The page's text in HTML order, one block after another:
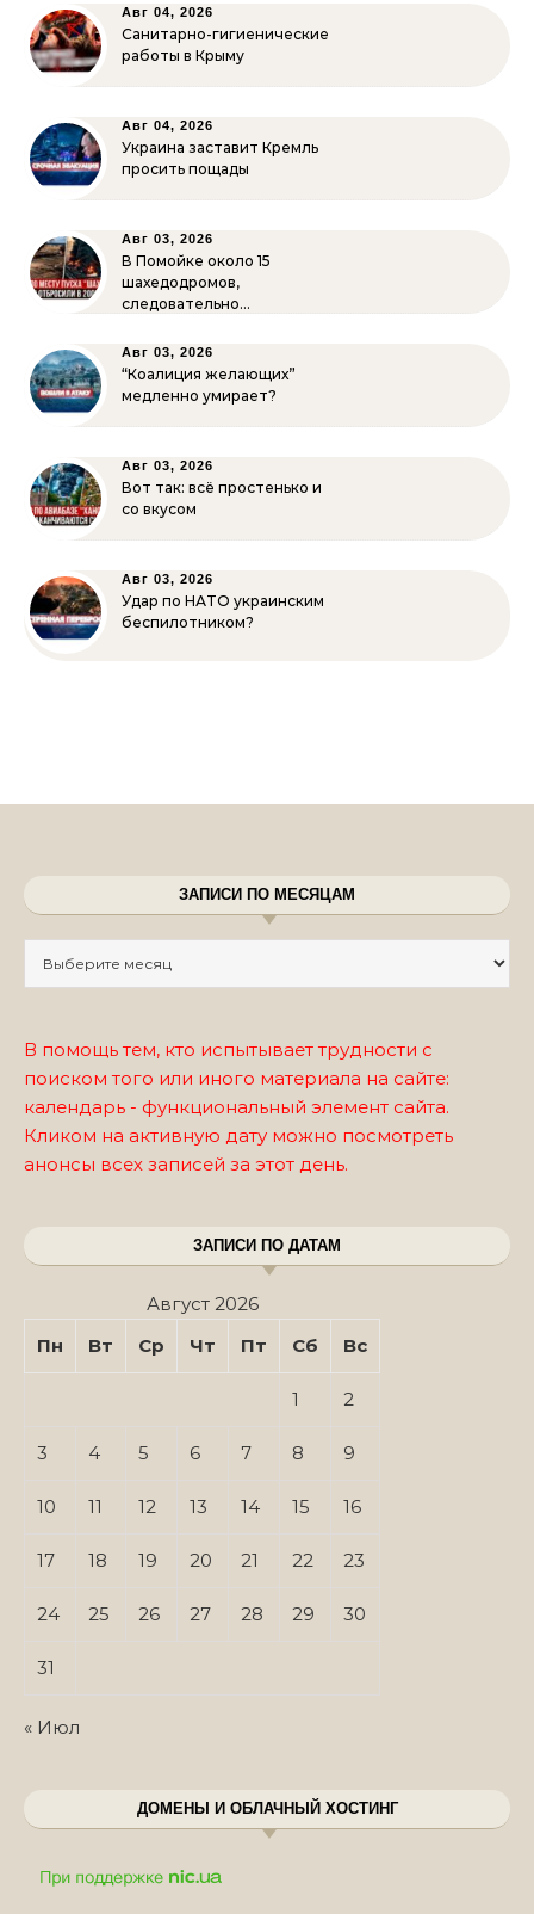
Авг 04, 2026
Санитарно-гигиенические
работы в Крыму
Авг 04, 2026
Украина заставит Кремль
просить пощады
Авг 03, 2026
В Помойке около 15
шахедодромов,
следовательно…
Авг 03, 2026
“Коалиция желающих”
медленно умирает?
Авг 03, 2026
Вот так: всё простенько и
со вкусом
Авг 03, 2026
Удар по НАТО украинским
беспилотником?
ЗАПИСИ ПО МЕСЯЦАМ
В помощь тем, кто испытывает трудности с
поиском того или иного материала на сайте:
календарь - функциональный элемент сайта.
Кликом на активную дату можно посмотреть
анонсы всех записей за этот день.
ЗАПИСИ ПО ДАТАМ
Август 2026
Пн
Вт Ср Чт Пт Сб Вс
1 2
3 4 5 6 7 8 9
10 11 12 13 14 15 16
17 18 19 20 21 22 23
24 25 26 27 28 29 30
31
« Июл
ДОМЕНЫ И ОБЛАЧНЫЙ ХОСТИНГ